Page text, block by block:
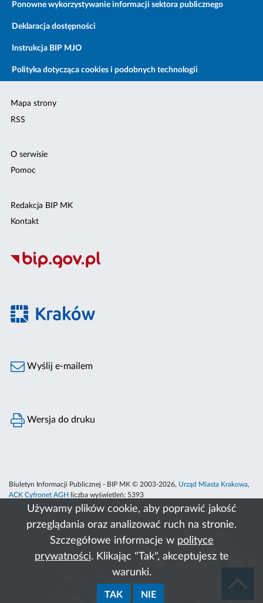
Używamy plików cookie, aby poprawić jakość
przeglądania oraz analizować ruch na stronie.
Szczegółowe informacje w polityce
prywatności. Klikając "Tak", akceptujesz te
warunki.
TAK NIE
Ponowne wykorzystywanie informacji sektora publicznego
Deklaracja dostępności
Instrukcja BIP MJO
Polityka dotycząca cookies i podobnych technologii
Mapa strony
RSS
O serwisie
Pomoc
Redakcja BIP MK
Kontakt
Wyślij e-mailem
Wersja do druku
Biuletyn Informacji Publicznej - BIP MK © 2003-2026, Urząd Miasta Krakowa,
ACK Cyfronet AGH
liczba wyświetleń: 5393